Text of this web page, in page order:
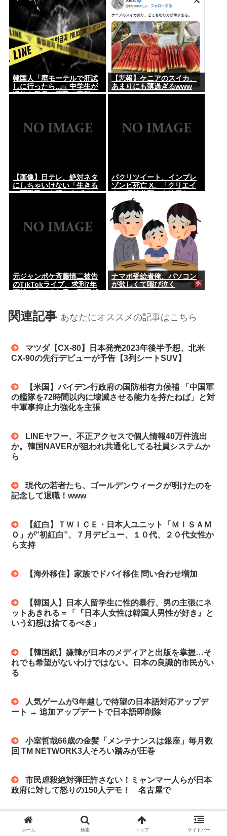
韓国人「廃モーテルで肝試
しに行ったら…」中学生が
遺体を発見、衝撃の事態に
【悲報】ケニアのスイカ、
あまりにも薄過ぎるwww
【画像】日テレ、絶対ネタ
にしちゃいけない「生きる
の下手民」を晒し上げてし
パクリツイート、インプレ
ゾンビ死亡 X、「クリエイ
ター収益分配」を終了し
「オリジナルコンテンツ報
酬プログラム」開始へ
元ジャンポケ斉藤慎二被告
のTikTokライブ、求刑7年
直後にうつろな目で高額ギ
限界」「末期状態」
ナマポ受給者俺、パソコン
が欲しくて咽び泣く
関連記事 あなたにオススメの記事はこちら
CX-90の先行デビューが予告【3列シートSUV】
の艦隊を72時間以内に壊滅させる能力を持たねば」と対
中軍事抑止力強化を主張
か。韓国NAVERが狙われ共通化してる社員システムか
ら
記念して退職！www
Ｏ」が“初紅白”、７月デビュー、１０代、２０代女性か
ら支持
【海外移住】家族でドバイ移住 問い合わせ増加
ットあきれる＝「『日本人女性は韓国人男性が好き』と
いう幻想は捨てるべき」
れでも希望がないわけではない。日本の良識的市民がい
る
ート → 追加アップデートで日本語即削除
回 TM NETWORK3人そろい踏みが圧巻
政府に対して怒りの150人デモ！ 名古屋で
【韓国】 東京オリンピックと3.1運動精神～忠南大
教授「日本は原発事故でボイコットを叫んだ国々を無視
ホーム 検索 トップ サイドバー